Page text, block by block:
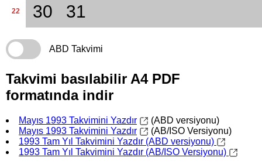
22 30 31
ABD Takvimi
Takvimi basılabilir A4 PDF
formatında indir
Mayıs 1993 Takvimini Yazdır
(ABD versiyonu)
Mayıs 1993 Takvimini Yazdır
(AB/ISO Versiyonu)
1993 Tam Yıl Takvimini Yazdır (ABD versiyonu)
1993 Tam Yıl Takvimini Yazdır (AB/ISO Versiyonu)